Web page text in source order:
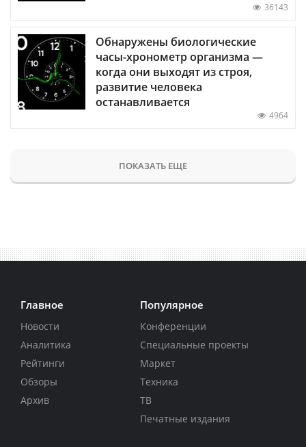
36143
Обнаружены биологические
часы-хронометр организма —
когда они выходят из строя,
развитие человека
останавливается
4964
ПОКАЗАТЬ ЕЩЕ
Главное
Новости
Аналитика
Рейтинги
Обзоры
Архив
Популярное
Конференции
Специальные проекты
Маркет
Техника
ТВ
Печатные издания